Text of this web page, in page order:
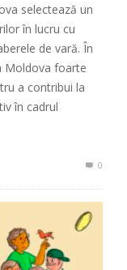
selectează un
în lucru cu
de vară. În
Moldova foarte
a contribui la
în cadrul
0